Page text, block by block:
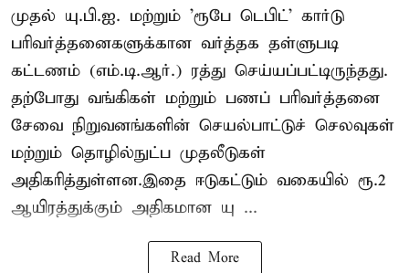
முதல் யு.பி.ஐ. மற்றும் 'ரூபே டெபிட்' கார்டு
பரிவர்த்தனைகளுக்கான வர்த்தக தள்ளுபடி
கட்டணம் (எம்.டி.ஆர்.) ரத்து செய்யப்பட்டிருந்தது.
தற்போது வங்கிகள் மற்றும் பணப் பரிவர்த்தனை
சேவை நிறுவனங்களின் செயல்பாட்டுச் செலவுகள்
மற்றும் தொழில்நுட்ப முதலீடுகள்
அதிகரித்துள்ளன.இதை ஈடுகட்டும் வகையில் ரூ.2
ஆயிரத்துக்கும் அதிகமான யு ...
Read More